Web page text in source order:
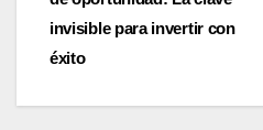
entradas
invisible para invertir con
éxito